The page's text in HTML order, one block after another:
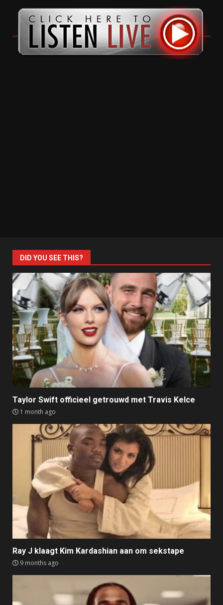
DID YOU SEE THIS?
Taylor Swift officieel getrouwd met Travis Kelce
1 month ago
Ray J klaagt Kim Kardashian aan om sekstape
9 months ago